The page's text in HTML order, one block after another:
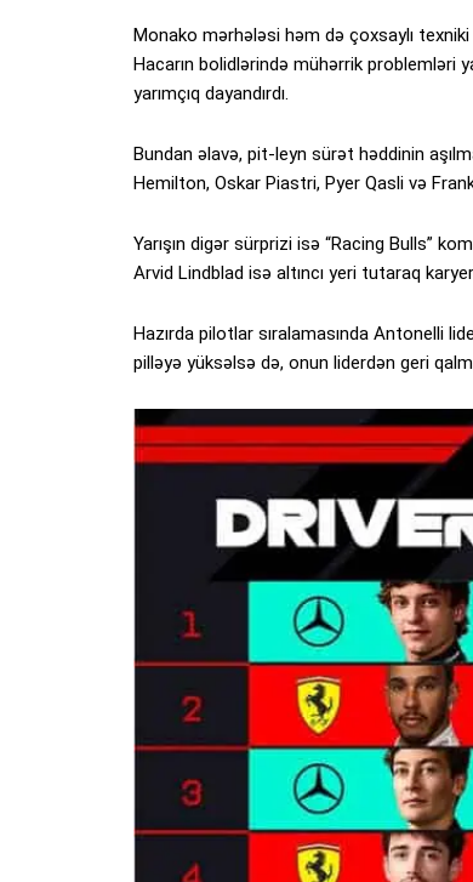
Monako mərhələsi həm də çoxsaylı
Hacarın bolidlərində mühərrik problemləri
yarımçıq dayandırdı.
Bundan əlavə, pit-leyn sürət həddinin
Hemilton, Oskar Piastri, Pyer Qasli və
Yarışın digər sürprizi isə “Racing Bulls”
Arvid Lindblad isə altıncı yeri tutaraq
Hazırda pilotlar sıralamasında Antonelli
pilləyə yüksəlsə də, onun liderdən geri